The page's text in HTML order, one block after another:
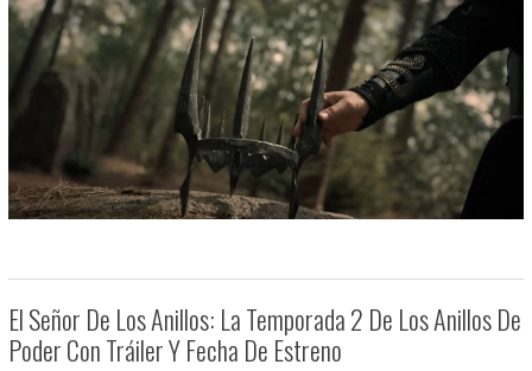
El Señor De Los Anillos: La Temporada 2 De Los Anillos De
Poder Con Tráiler Y Fecha De Estreno